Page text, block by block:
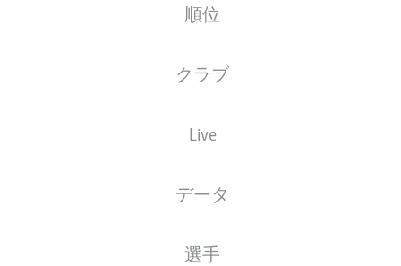
順位
クラブ
Live
データ
選手
スターティングメンバー
スターティングメンバー